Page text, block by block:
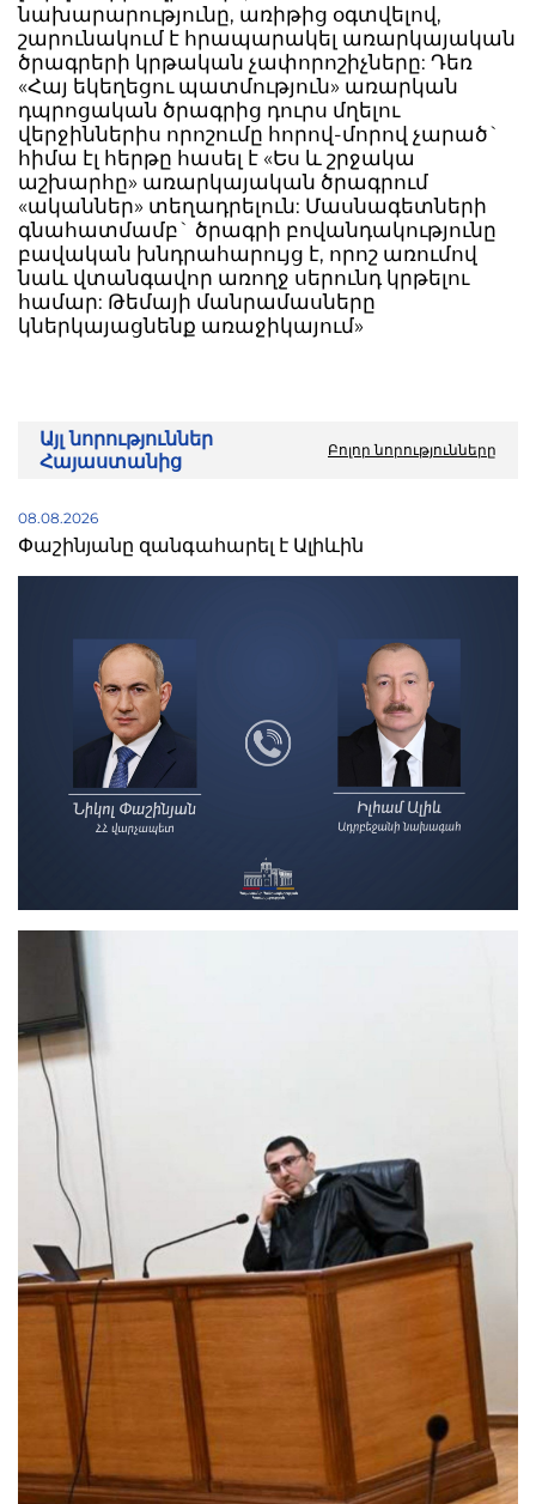
նախարարությունը, առիթից օգտվելով,
շարունակում է հրապարակել առարկայական
ծրագրերի կրթական չափորոշիչները: Դեռ
«Հայ եկեղեցու պատ­մություն» առարկան
դպրոցական ծրագ­րից դուրս մղելու
վերջիններիս որոշումը հորով-մորով չարած`
հիմա էլ հերթը հա­սել է «Ես և շրջակա
աշխարհը» առար­կայական ծրագրում
«ականներ» տեղադրելուն: Մասնագետների
գնահատմամբ` ծրագրի բովանդակությունը
բա­վական խնդրահարույց է, որոշ առումով
նաև վտանգավոր առողջ սերունդ կրթելու
համար: Թեմայի մանրամասները
կներկայացնենք առաջիկայում»
Այլ նորություններ
Հայաստանից
Բոլոր նորությունները
08.08.2026
Փաշինյանը զանգահարել է Ալիևին